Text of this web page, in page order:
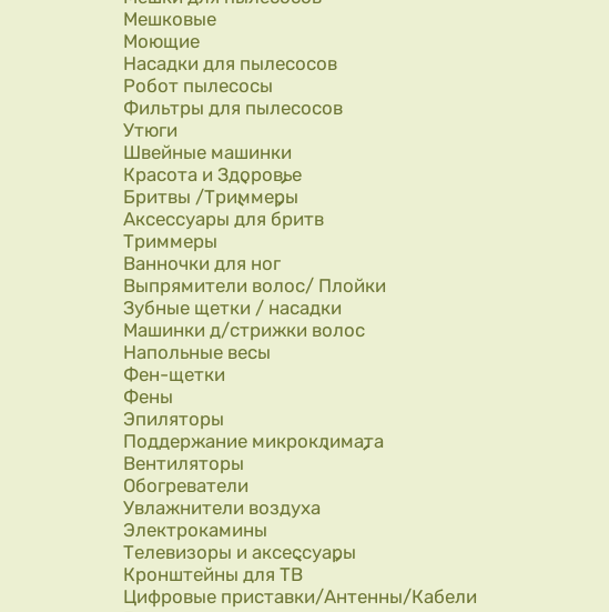
Мешковые
Моющие
Насадки для пылесосов
Робот пылесосы
Фильтры для пылесосов
Утюги
Швейные машинки
Красота и Здоровье
Бритвы /Триммеры
Аксессуары для бритв
Триммеры
Ванночки для ног
Выпрямители волос/ Плойки
Зубные щетки / насадки
Машинки д/стрижки волос
Напольные весы
Фен-щетки
Фены
Эпиляторы
Поддержание микроклимата
Вентиляторы
Обогреватели
Увлажнители воздуха
Электрокамины
Телевизоры и аксессуары
Кронштейны для ТВ
Цифровые приставки/Антенны/Кабели